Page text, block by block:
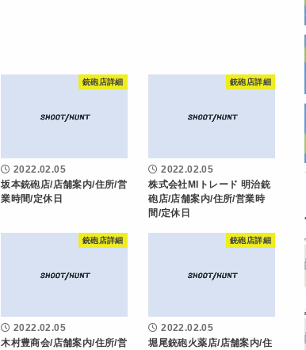
銃砲店詳細
2022.02.05
坂本銃砲店/店舗案内/住所/営
業時間/定休日
銃砲店詳細
2022.02.05
株式会社MIトレード 明治銃
砲店/店舗案内/住所/営業時
間/定休日
銃砲店詳細
2022.02.05
木村豊商会/店舗案内/住所/営
銃砲店詳細
2022.02.05
堀尾銃砲火薬店/店舗案内/住